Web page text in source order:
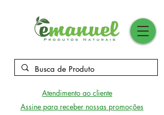
Atendimento ao cliente
Assine para receber nossas promoções